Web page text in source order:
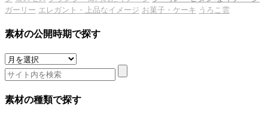
ガーリー エレガント・上品なイメージ お菓子・ケーキ うろこ雲
素材の公開時期で探す
素
材
の
公
素材の種類で探す